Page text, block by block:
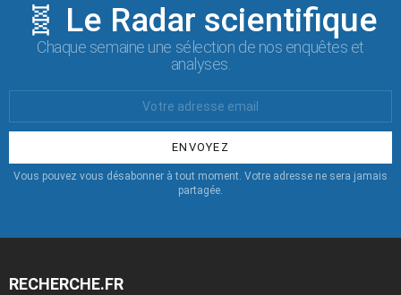
🧬 Le Radar scientifique
Chaque semaine une sélection de nos enquêtes et
analyses.
:
Vous pouvez vous désabonner à tout moment. Votre adresse ne sera jamais
partagée.
RECHERCHE.FR